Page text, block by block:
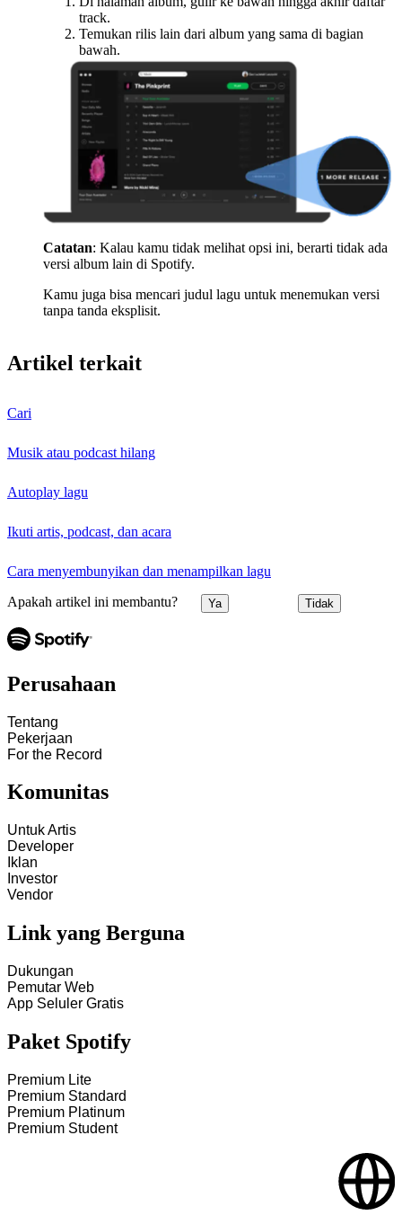
track.
Temukan rilis lain dari album yang sama di bagian
bawah.
Catatan: Kalau kamu tidak melihat opsi ini, berarti tidak ada
versi album lain di Spotify.
Kamu juga bisa mencari judul lagu untuk menemukan versi
tanpa tanda eksplisit.
Artikel terkait
Cari
Musik atau podcast hilang
Autoplay lagu
Ikuti artis, podcast, dan acara
Cara menyembunyikan dan menampilkan lagu
Apakah artikel ini membantu? Ya Tidak
Perusahaan
Tentang
Pekerjaan
For the Record
Komunitas
Untuk Artis
Developer
Iklan
Investor
Vendor
Link yang Berguna
Dukungan
Pemutar Web
App Seluler Gratis
Paket Spotify
Premium Lite
Premium Standard
Premium Platinum
Premium Student